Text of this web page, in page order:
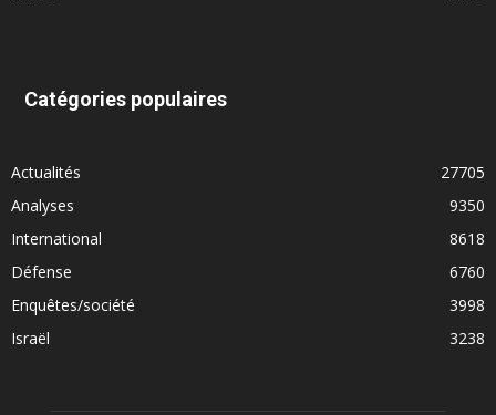
Catégories populaires
Actualités
27705
Analyses
9350
International
8618
Défense
6760
Enquêtes/société
3998
Israël
3238